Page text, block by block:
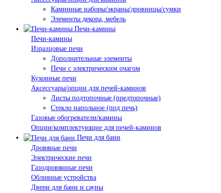
Каминные наборы/экраны/дровницы/сумки
Элементы декора, мебель
Печи-камины
Печи-камины
Изразцовые печи
Дополнительные элементы
Печи с электрическим очагом
Кухонные печи
Аксессуары/опции для печей-каминов
Листы подтопочные (предтопочные)
Стекло напольное (под печь)
Газовые обогреватели/камины
Опции/комплектующие для печей-каминов
Печи для бани
Дровяные печи
Электрические печи
Газодровянные печи
Обливные устройства
Двери для бани и сауны